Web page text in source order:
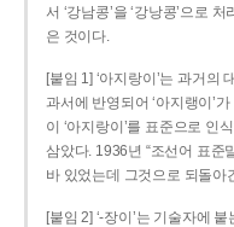
서 ‘강남콩’을 ‘강낭콩’으로
은 것이다.
[붙임 1] ‘아지랑이’는 과거의
과서에 반영되어 ‘아지랭이’
이 ‘아지랑이’를 표준으로 인
삼았다. 1936년 “조선어 표준
바 있었는데 그것으로 되돌아
[붙임 2] ‘-장이’는 기술자에